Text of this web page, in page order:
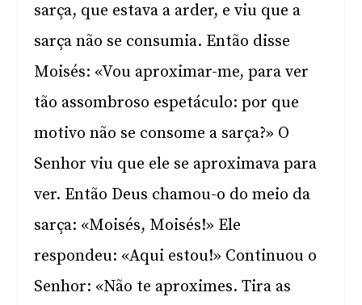
sarça, que estava a arder, e viu que a
sarça não se consumia. Então disse
Moisés: «Vou aproximar-me, para ver
tão assombroso espetáculo: por que
motivo não se consome a sarça?» O
Senhor viu que ele se aproximava para
ver. Então Deus chamou-o do meio da
sarça: «Moisés, Moisés!» Ele
respondeu: «Aqui estou!» Continuou o
Senhor: «Não te aproximes. Tira as